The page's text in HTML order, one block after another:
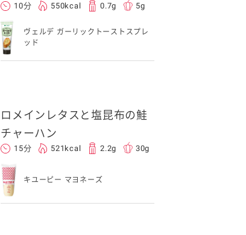
10分 550kcal 0.7g 5g
ヴェルデ ガーリックトーストスプレ
ッド
ロメインレタスと塩昆布の鮭
チャーハン
15分 521kcal 2.2g 30g
キユーピー マヨネーズ